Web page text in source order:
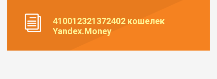
410012321372402 кошелек
Yandex.Money